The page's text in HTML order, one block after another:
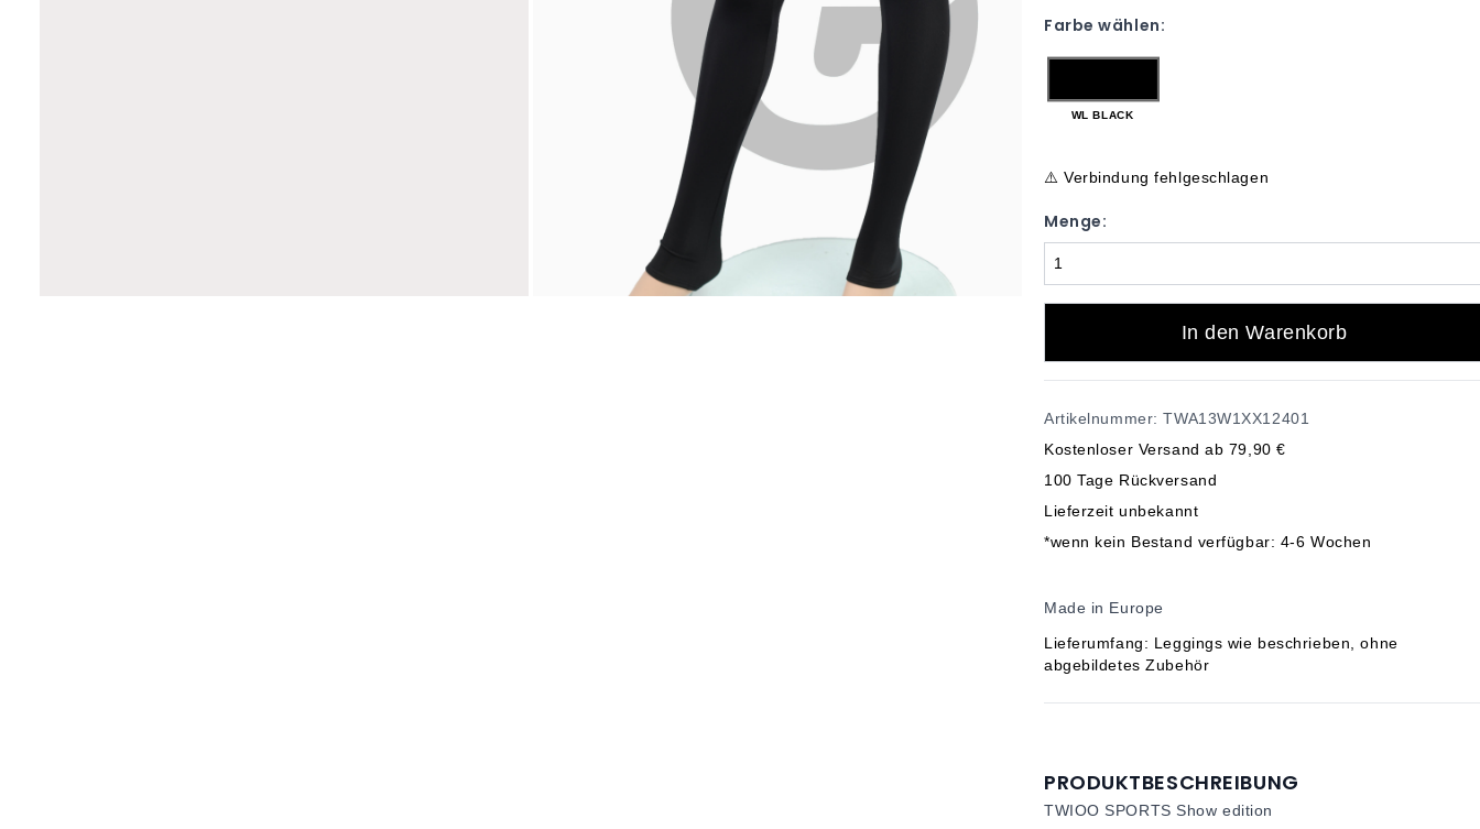
Farbe wählen:
WL BLACK
⚠️ Verbindung fehlgeschlagen
Menge:
In den Warenkorb
Artikelnummer: TWA13W1XX12401
Kostenloser Versand ab 79,90 €
100 Tage Rückversand
Lieferzeit unbekannt
*wenn kein Bestand verfügbar: 4-6 Wochen
Made in Europe
Lieferumfang: Leggings wie beschrieben, ohne
abgebildetes Zubehör
PRODUKTBESCHREIBUNG
TWIOO SPORTS Show edition